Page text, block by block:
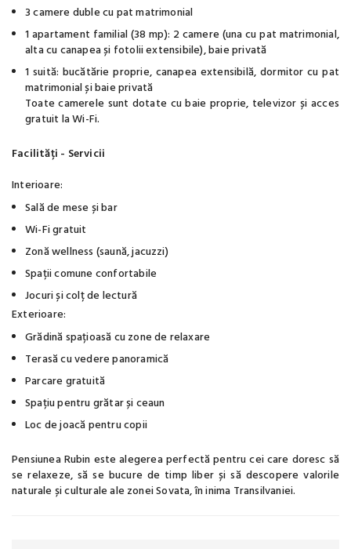
3 camere duble cu pat matrimonial
1 apartament familial (38 mp): 2 camere (una cu pat matrimonial,
alta cu canapea și fotolii extensibile), baie privată
1 suită: bucătărie proprie, canapea extensibilă, dormitor cu pat
matrimonial și baie privată
Toate camerele sunt dotate cu baie proprie, televizor și acces
gratuit la Wi-Fi.
Facilități - Servicii
Interioare:
Sală de mese și bar
Wi-Fi gratuit
Zonă wellness (saună, jacuzzi)
Spații comune confortabile
Jocuri și colț de lectură
Exterioare:
Grădină spațioasă cu zone de relaxare
Terasă cu vedere panoramică
Parcare gratuită
Spațiu pentru grătar și ceaun
Loc de joacă pentru copii
Pensiunea Rubin este alegerea perfectă pentru cei care doresc să
se relaxeze, să se bucure de timp liber și să descopere valorile
naturale și culturale ale zonei Sovata, în inima Transilvaniei.